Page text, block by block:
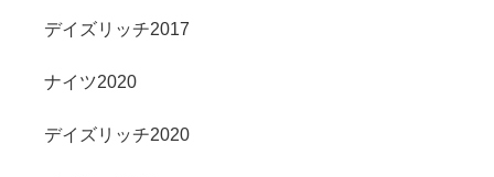
デイズリッチ2017
ナイツ2020
デイズリッチ2020